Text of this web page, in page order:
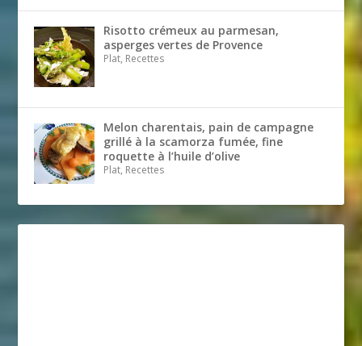
Risotto crémeux au parmesan,
asperges vertes de Provence
Plat, Recettes
Melon charentais, pain de campagne
grillé à la scamorza fumée, fine
roquette à l’huile d’olive
Plat, Recettes